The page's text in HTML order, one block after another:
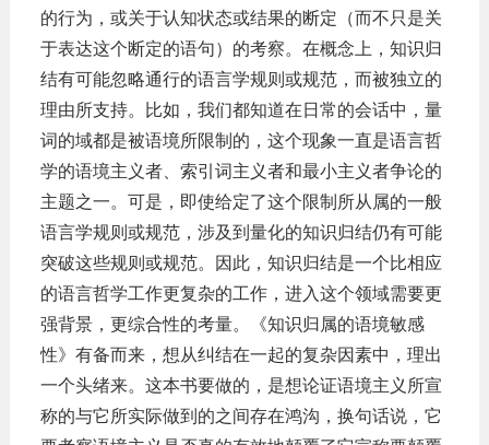
的行为，或关于认知状态或结果的断定（而不只是关
于表达这个断定的语句）的考察。在概念上，知识归
结有可能忽略通行的语言学规则或规范，而被独立的
理由所支持。比如，我们都知道在日常的会话中，量
词的域都是被语境所限制的，这个现象一直是语言哲
学的语境主义者、索引词主义者和最小主义者争论的
主题之一。可是，即使给定了这个限制所从属的一般
语言学规则或规范，涉及到量化的知识归结仍有可能
突破这些规则或规范。因此，知识归结是一个比相应
的语言哲学工作更复杂的工作，进入这个领域需要更
强背景，更综合性的考量。《知识归属的语境敏感
性》有备而来，想从纠结在一起的复杂因素中，理出
一个头绪来。这本书要做的，是想论证语境主义所宣
称的与它所实际做到的之间存在鸿沟，换句话说，它